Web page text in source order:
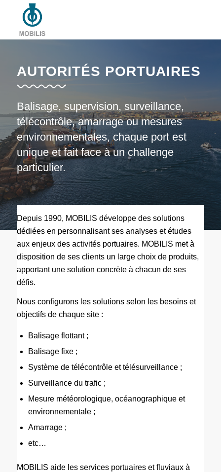
AUTORITÉS PORTUAIRES
Balisage, supervision, surveillance,
télécontrôle, amarrage ou mesures
environnementales, chaque port est
unique et fait face à un challenge
particulier.
Depuis 1990, MOBILIS développe des solutions
dédiées en personnalisant ses analyses et études
aux enjeux des activités portuaires. MOBILIS met à
disposition de ses clients un large choix de produits,
apportant une solution concrète à chacun de ses
défis.
Nous configurons les solutions selon les besoins et
objectifs de chaque site :
Balisage flottant ;
Balisage fixe ;
Système de télécontrôle et télésurveillance ;
Surveillance du trafic ;
Mesure météorologique, océanographique et
environnementale ;
Amarrage ;
etc…
MOBILIS aide les services portuaires et fluviaux à